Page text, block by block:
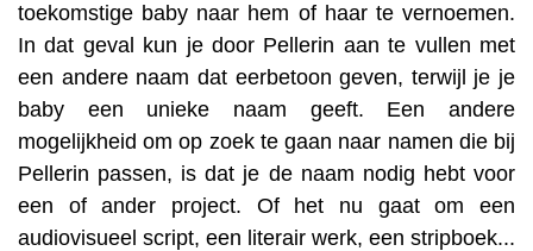
toekomstige baby naar hem of haar te vernoemen.
In dat geval kun je door Pellerin aan te vullen met
een andere naam dat eerbetoon geven, terwijl je je
baby een unieke naam geeft. Een andere
mogelijkheid om op zoek te gaan naar namen die bij
Pellerin passen, is dat je de naam nodig hebt voor
een of ander project. Of het nu gaat om een
audiovisueel script, een literair werk, een stripboek...